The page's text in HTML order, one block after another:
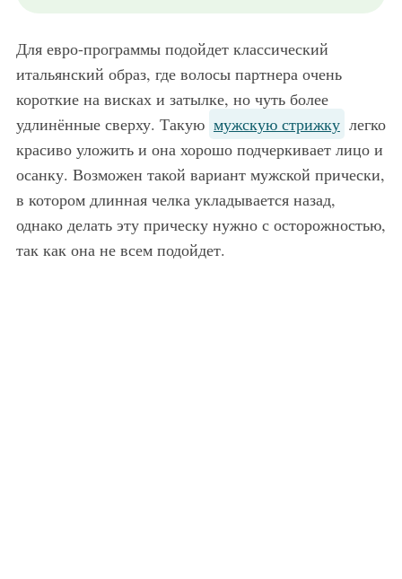
Для евро-программы подойдет классический
итальянский образ, где волосы партнера очень
короткие на висках и затылке, но чуть более
удлинённые сверху. Такую мужскую стрижку легко
красиво уложить и она хорошо подчеркивает лицо и
осанку. Возможен такой вариант мужской прически,
в котором длинная челка укладывается назад,
однако делать эту прическу нужно с осторожностью,
так как она не всем подойдет.